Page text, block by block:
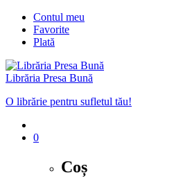
Contul meu
Favorite
Plată
Librăria Presa Bună
O librărie pentru sufletul tău!
0
Coș